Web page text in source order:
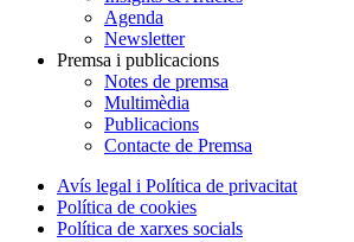
Agenda
Newsletter
Premsa i publicacions
Notes de premsa
Multimèdia
Publicacions
Contacte de Premsa
Avís legal i Política de privacitat
Política de cookies
Política de xarxes socials